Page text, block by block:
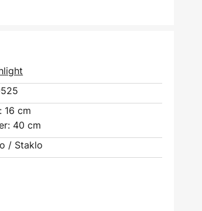
16 cm
40 cm
/ Staklo